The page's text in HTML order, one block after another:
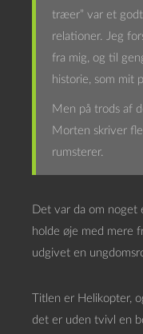
træer” var et
relationer. Jeg
fra mig, og til
historie, som mit
Men på trods af
Morten skriver
rumsterer.
Det var da om noget
holde øje med mere
udgivet en
Titlen er Helikopter,
det er uden tvivl en